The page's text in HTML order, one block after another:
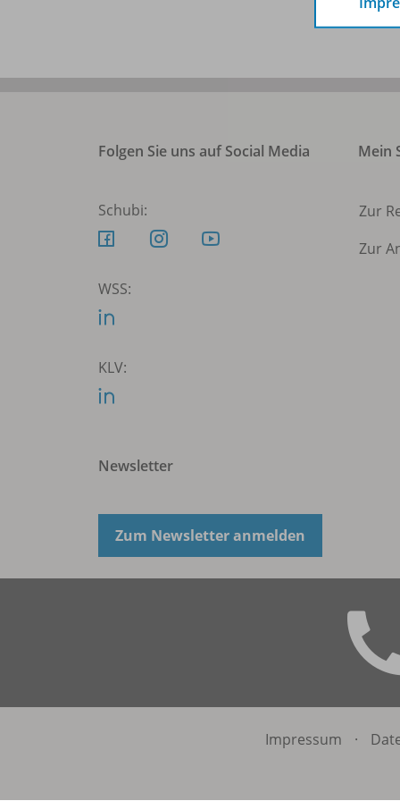
Folgen Sie uns auf Social Media
Schubi:
WSS:
KLV:
Newsletter
Zum Newsletter anmelden
Mein
Zur
Zur
Impressum ·